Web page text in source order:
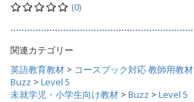
(0)
関連カテゴリー
英語教育教材 > コースブック対応 教師用教材
Buzz > Level 5
未就学児・小学生向け教材 > Buzz > Level 5